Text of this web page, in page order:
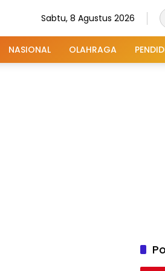
Sabtu, 8 Agustus 2026
NASIONAL OLAHRAGA